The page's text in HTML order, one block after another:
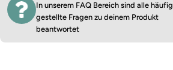
In unserem FAQ Bereich sind alle häufig
gestellte Fragen zu deinem Produkt
beantwortet